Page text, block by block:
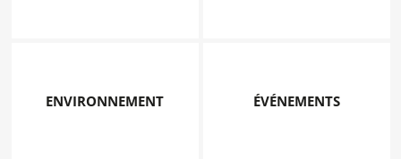
ENVIRONNEMENT ÉVÉNEMENTS